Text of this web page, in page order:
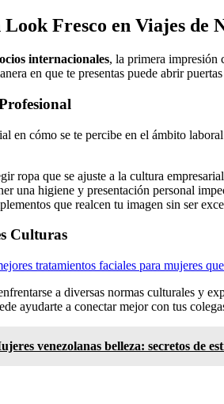
Fresco en Viajes de
internacionales, la primera impresión
en que te presentas puede abrir
en cómo se te percibe en el ámbito
ropa que se ajuste a la cultura
una higiene y presentación personal
que realcen tu imagen sin ser
Culturas
tratamientos faciales para mujeres
a diversas normas culturales y
ayudarte a conectar mejor con tus
venezolanas belleza: secretos de